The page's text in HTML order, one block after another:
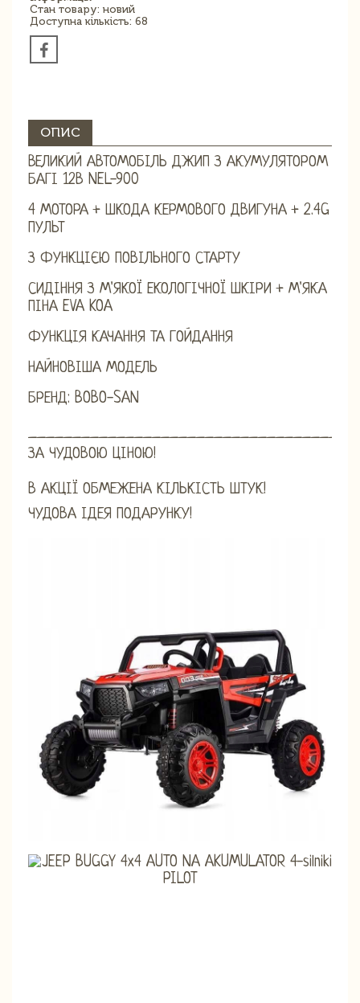
Стан товару: новий
Доступна кількість: 68
ОПИС
ВЕЛИКИЙ АВТОМОБІЛЬ ДЖИП З АКУМУЛЯТОРОМ
БАГІ 12В NEL-900
4 МОТОРА + ШКОДА КЕРМОВОГО ДВИГУНА + 2.4G
ПУЛЬТ
З ФУНКЦІЄЮ ПОВІЛЬНОГО СТАРТУ
СИДІННЯ З М'ЯКОЇ ЕКОЛОГІЧНОЇ ШКІРИ + М'ЯКА
ПІНА EVA KOA
ФУНКЦІЯ КАЧАННЯ ТА ГОЙДАННЯ
НАЙНОВІША МОДЕЛЬ
БРЕНД: BOBO-SAN
ЗА ЧУДОВОЮ ЦІНОЮ!
В АКЦІЇ ОБМЕЖЕНА КІЛЬКІСТЬ ШТУК!
ЧУДОВА ІДЕЯ ПОДАРУНКУ!